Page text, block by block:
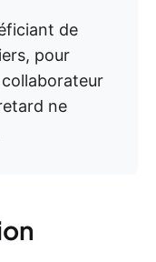
de
pour
collaborateur
ne